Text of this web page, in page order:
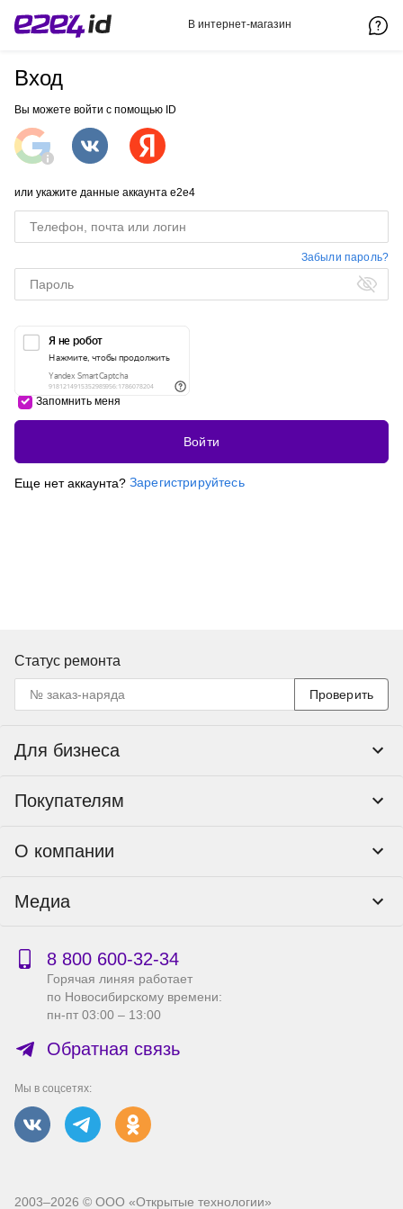
В интернет-магазин
Вход
Вы можете войти с помощью ID
или укажите данные аккаунта e2e4
Забыли пароль?
Запомнить меня
Войти
Еще нет аккаунта? Зарегистрируйтесь
Статус ремонта
Проверить
Для бизнеса
Тендеры и гос закупки
Покупателям
Пункты выдачи
Доставка
Гарантия и возврат
Бонусная программа
Сервисный центр
Справка по работе с e2e4 ID
О компании
Реквизиты
Публичная оферта
Правила продажи на сайте
Производители
Вакансии
Медиа
Новости
Акции
8 800 600‑32‑34
Горячая линяя работает
по Новосибирскому времени:
пн-пт 03:00 – 13:00
Обратная связь
Мы в соцсетях:
2003–2026 © ООО «Открытые технологии»